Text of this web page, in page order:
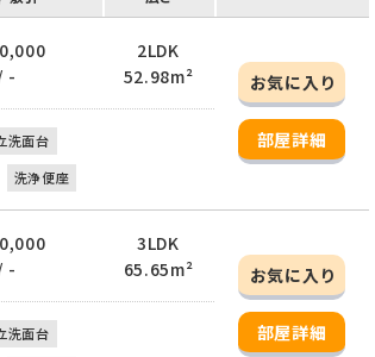
-
2LDK
52.98m²
お気に入り
部屋詳細
洗面台
洗浄便座
-
3LDK
65.65m²
お気に入り
部屋詳細
洗面台